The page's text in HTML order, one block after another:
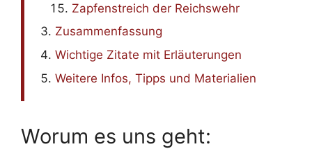
Zapfenstreich der Reichswehr
Zusammenfassung
Wichtige Zitate mit Erläuterungen
Weitere Infos, Tipps und Materialien
Worum es uns geht: